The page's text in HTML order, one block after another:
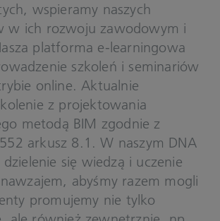
wspieramy naszych
w ich rozwoju zawodowym i
platforma e-learningowa
szkoleń i seminariów
online. Aktualnie
z projektowania
metodą BIM zgodnie z
arkusz 8.1. W naszym DNA
dzielenie się wiedzą i uczenie
abyśmy razem mogli
promujemy nie tylko